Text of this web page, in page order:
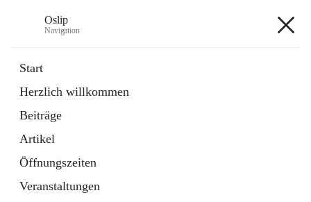
Oslip
Navigation
Start
Herzlich willkommen
Beiträge
Artikel
Öffnungszeiten
Veranstaltungen
Externe Webseite
in
Tab
Bundeskanzleramt Österreich
Externe Webseite
öffnet
in
neuem
Tab